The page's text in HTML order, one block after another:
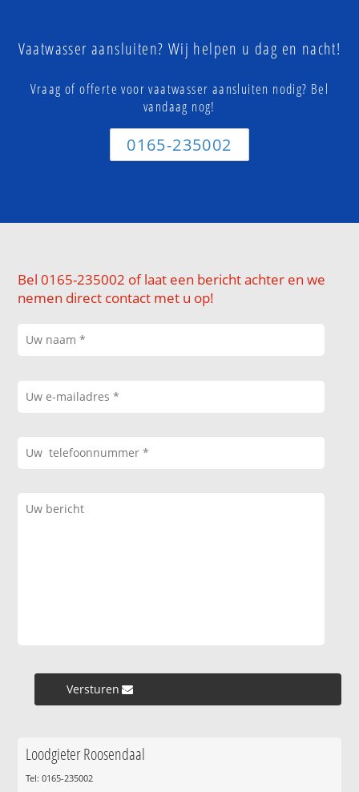
Vaatwasser aansluiten? Wij helpen u dag en nacht!
Vraag of offerte voor vaatwasser aansluiten nodig? Bel
vandaag nog!
0165-235002
Bel 0165-235002 of laat een bericht achter en we
nemen direct contact met u op!
Versturen »
Loodgieter Roosendaal
Tel: 0165-235002